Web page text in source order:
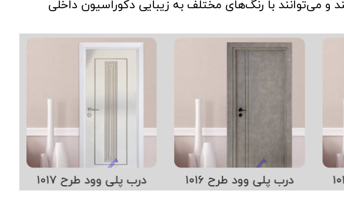
و می‌توانند با رنگ‌های مختلف به زیبایی دکوراسیون داخلی